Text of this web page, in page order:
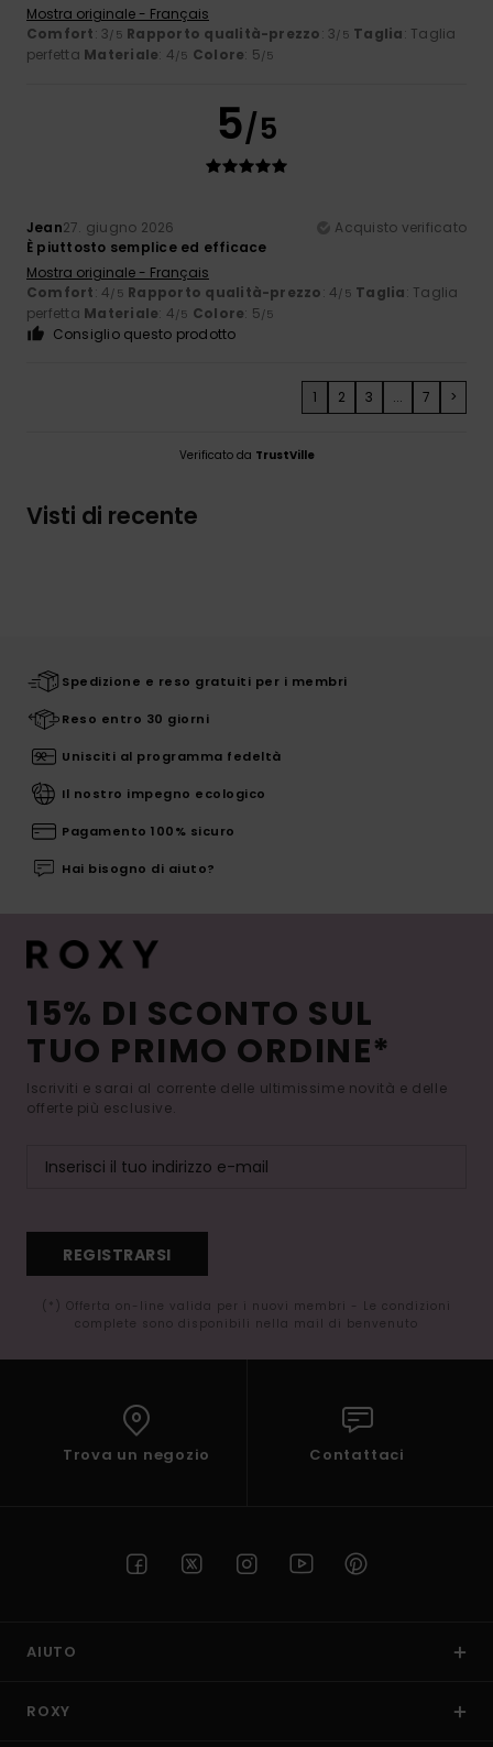
Mostra originale - Français
Comfort: 3/5 Rapporto qualità-prezzo: 3/5 Taglia: Taglia
perfetta Materiale: 4/5 Colore: 5/5
5/5
Jean27. giugno 2026
Acquisto verificato
È piuttosto semplice ed efficace
Mostra originale - Français
Comfort: 4/5 Rapporto qualità-prezzo: 4/5 Taglia: Taglia
perfetta Materiale: 4/5 Colore: 5/5
Consiglio questo prodotto
1 2 3 ... 7 >
Verificato da TrustVille
Visti di recente
Spedizione e reso gratuiti per i membri
Reso entro 30 giorni
Unisciti al programma fedeltà
Il nostro impegno ecologico
Pagamento 100% sicuro
Hai bisogno di aiuto?
15% DI SCONTO SUL
TUO PRIMO ORDINE*
Iscriviti e sarai al corrente delle ultimissime novità e delle
offerte più esclusive.
REGISTRARSI
(*) Offerta on-line valida per i nuovi membri - Le condizioni
complete sono disponibili nella mail di benvenuto
Trova un negozio Contattaci
AIUTO
ROXY